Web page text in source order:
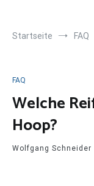
Startseite FAQ
FAQ
Welche
Hoop?
Wolfgang Schneider